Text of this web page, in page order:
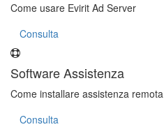
Come usare Evirit Ad Server
Consulta
Software Assistenza
Come installare assistenza remota
Consulta